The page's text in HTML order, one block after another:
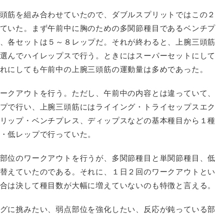
筋を組み合わせていたので、ダブルスプリットではこの２
いた。まず午前中に胸のための多関節種目であるベンチプ
各セットは５～８レップだ。それが終わると、上腕三頭筋
んでハイレップスで行う。ときにはスーパーセットにして
にしても午前中の上腕三頭筋の運動量は多めであった。
クアウトを行う。ただし、午前中の内容とは違っていて、
で行い、上腕三頭筋にはライイング・トライセップスエク
ップ・ベンチプレス、ディップスなどの基本種目から１種
低レップで行っていた。
位のワークアウトを行うが、多関節種目と単関節種目、低
えていたのである。それに、１日２回のワークアウトとい
は決して種目数が大幅に増えていないのも特徴と言える。
に挑みたい、弱点部位を強化したい、反応が鈍っている部